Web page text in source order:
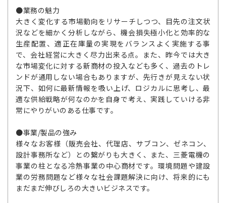
●業務の魅力
大きく変化する市場動向をリサーチしつつ、目先の注文状
況などを細かく分析しながら、機会損失極小化と効率的な
生産配置、適正在庫量の実現をバランスよく実施する事
で、会社経営に大きく尽力出来る点。また、昨今では大き
な市場変化に対する新商材の投入なども多く、過去のトレ
ンドが通用しない場合もありますが、先行きが見えない状
況下、如何に最新情報を吸い上げ、ロジカルに思考し、最
適な供給戦略が何なのかを自身で考え、実践していける非
常にやりがいのある仕事です。
●事業/製品の強み
様々なお客様（販売会社、代理店、サブコン、ゼネコン、
設計事務所など）との繋がりも大きく、また、三菱電機の
事業の柱となる冷熱事業の中心商材です。環境問題や建設
業の労務問題など様々な社会課題解決に向け、将来的にも
まだまだ伸びしろの大きいビジネスです。